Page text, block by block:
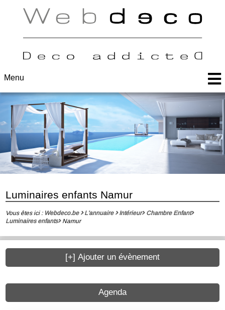
Menu
Luminaires enfants Namur
Vous êtes ici : Webdeco.be L'annuaire Intérieur
Chambre Enfant
Luminaires enfants
Namur
Agenda
[+] Ajouter un évènement